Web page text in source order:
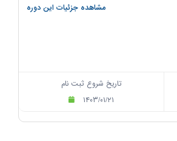
مشاهده جزئیات این دوره
تاریخ شروع ثبت نام
۱۴۰۳/۰۱/۲۱